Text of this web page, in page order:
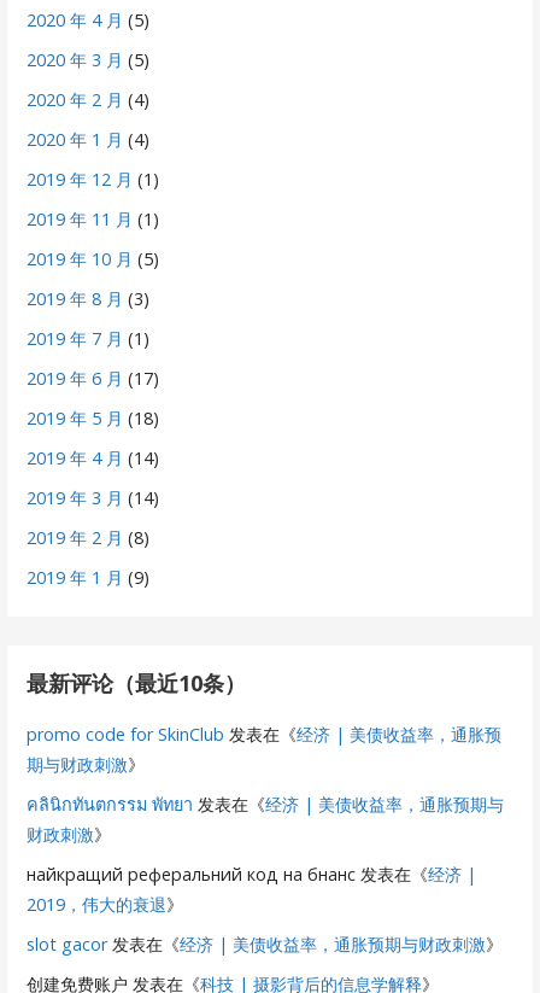
2020 年 4 月 (5)
2020 年 3 月 (5)
2020 年 2 月 (4)
2020 年 1 月 (4)
2019 年 12 月 (1)
2019 年 11 月 (1)
2019 年 10 月 (5)
2019 年 8 月 (3)
2019 年 7 月 (1)
2019 年 6 月 (17)
2019 年 5 月 (18)
2019 年 4 月 (14)
2019 年 3 月 (14)
2019 年 2 月 (8)
2019 年 1 月 (9)
最新评论（最近10条）
promo code for SkinClub 发表在《经济 | 美债收益率，通胀预
期与财政刺激》
คลินิกทันตกรรม พัทยา 发表在《经济 | 美债收益率，通胀预期与
财政刺激》
найкращий реферальний код на бнанс 发表在《经济 |
2019，伟大的衰退》
slot gacor发表在《经济 | 美债收益率，通胀预期与财政刺激》
创建免费账户 发表在《科技 | 摄影背后的信息学解释》